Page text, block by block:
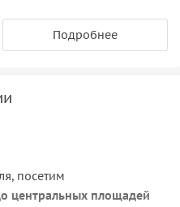
Подробнее
посетим
центральных площадей